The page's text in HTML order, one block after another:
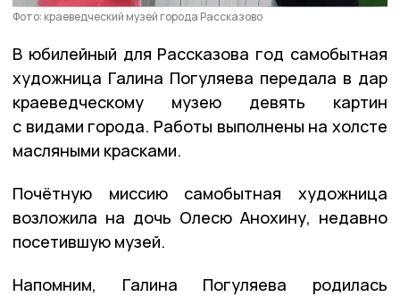
Фото: краеведческий музей города Рассказово
В юбилейный для Рассказова год самобытная
художница Галина Погуляева передала в дар
краеведческому музею девять картин
с видами города. Работы выполнены на холсте
масляными красками.
Почётную миссию самобытная художница
возложила на дочь Олесю Анохину, недавно
посетившую музей.
Напомним, Галина Погуляева родилась